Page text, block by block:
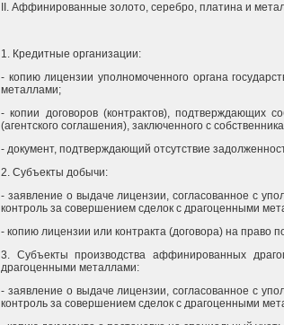
II. Аффинированные золото, серебро, платина и
1. Кредитные организации:
- копию лицензии уполномоченного органа
металлами;
- копии договоров (контрактов), подтверждающих
(агентского соглашения), заключенного с
- документ, подтверждающий отсутствие
2. Субъекты добычи:
- заявление о выдаче лицензии, согласованное с
контроль за совершением сделок с драгоценными
- копию лицензии или контракта (договора) на право
3. Субъекты производства аффинированных
драгоценными металлами:
- заявление о выдаче лицензии, согласованное с
контроль за совершением сделок с драгоценными